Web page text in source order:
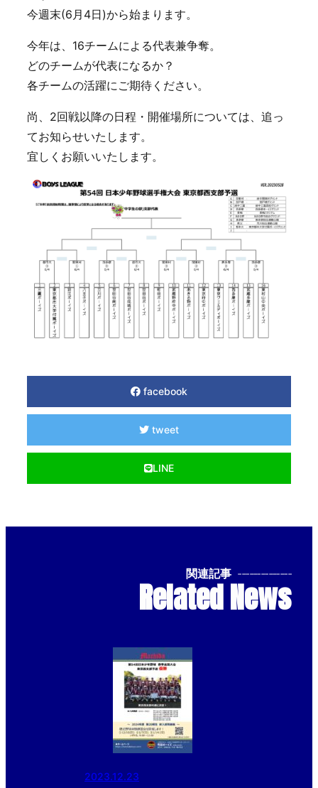
今週末(6月4日)から始まります。
今年は、16チームによる代表兼争奪。
どのチームが代表になるか？
各チームの活躍にご期待ください。
尚、2回戦以降の日程・開催場所については、追っ
てお知らせいたします。
宜しくお願いいたします。
facebook
tweet
LINE
関連記事 --------------
Related News
2023.12.23